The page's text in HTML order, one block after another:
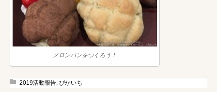
メロンパンをつくろう！
2019活動報告 ぴかいち